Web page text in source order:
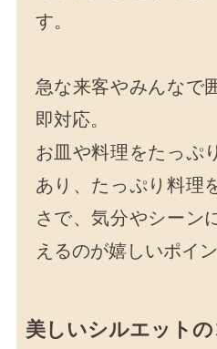
す。
急な来客やみんなで
即対応。
お皿や料理をたっぷ
あり、たっぷり料理
さで、気分やシーン
えるのが嬉しいポイ
美しいシルエット